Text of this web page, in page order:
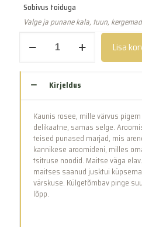
Sobivus toiduga
Valge ja punane kala, tuun,
Premiere
Demi
Bouteille
Lisa
Kirjeldus
Kaunis rosee, mille värvus
delikaatne, samas selge.
teised punased marjad, mis
kannikese aroomideni, milles
tsitruse noodid. Maitse väga
maitses saanud jusktui
värskuse. Külgetõmbav pinge
lõpp.